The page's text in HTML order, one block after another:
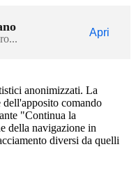
Apri
anonimizzati. La
dell'apposito comando
"Continua la
della navigazione in
diversi da quelli